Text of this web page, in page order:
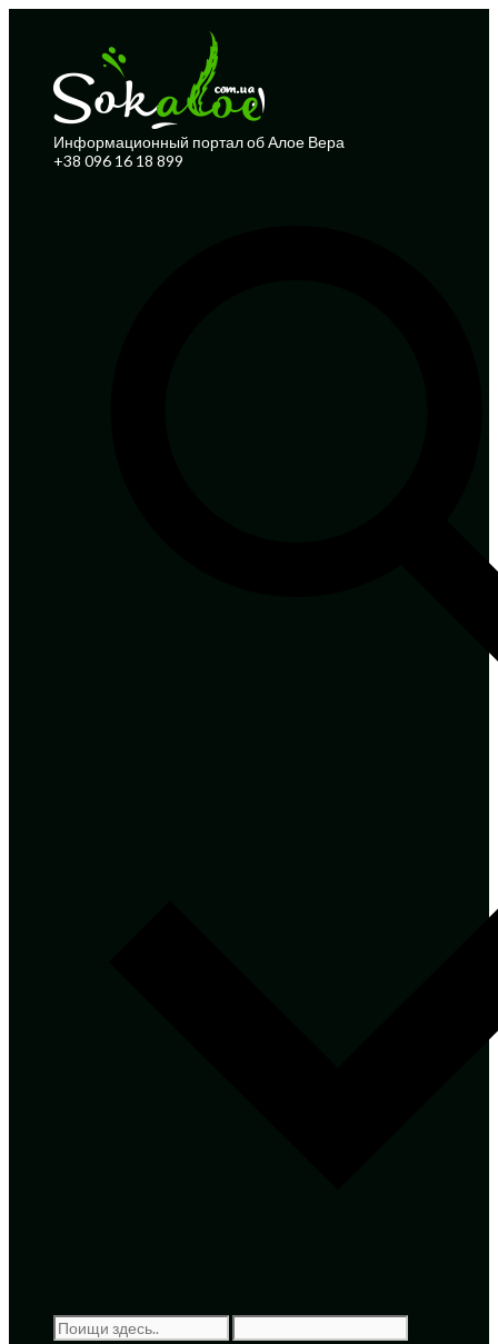
Информационный портал об Алое Вера
+38 096 16 18 899